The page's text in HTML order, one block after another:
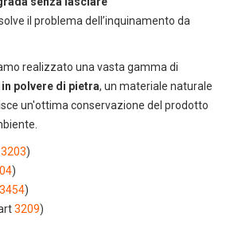
il problema dell’inquinamento da
realizzato una vasta gamma di
polvere di pietra, un materiale naturale
un'ottima conservazione del prodotto
3203)
)
3454)
3209)